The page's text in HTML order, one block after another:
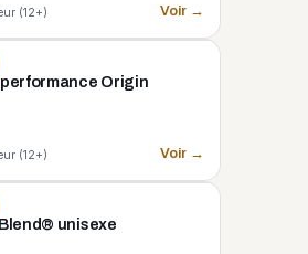
(12+) Voir →
Origin
(12+) Voir →
unisexe